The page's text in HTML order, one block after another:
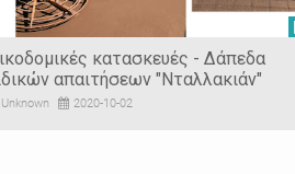
κατασκευές - Δάπεδα
απαιτήσεων "Νταλλακιάν"
Unknown 2020-10-02